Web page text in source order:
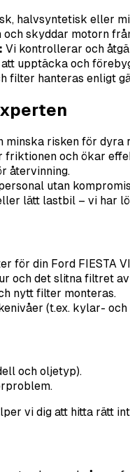
halvsyntetisk eller
skyddar motorn
Vi kontrollerar och
att upptäcka och
filter hanteras enligt
minska risken för dyra
friktionen och ökar
återvinning.
utan
lätt lastbil – vi har
för din Ford FIESTA
och det slitna filtret
nytt filter monteras.
(t.ex. kylar-
och oljetyp).
vi dig att hitta rätt